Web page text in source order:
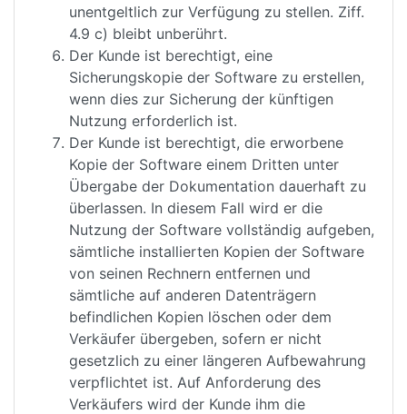
unentgeltlich zur Verfügung zu stellen. Ziff.
4.9 c) bleibt unberührt.
Der Kunde ist berechtigt, eine
Sicherungskopie der Software zu erstellen,
wenn dies zur Sicherung der künftigen
Nutzung erforderlich ist.
Der Kunde ist berechtigt, die erworbene
Kopie der Software einem Dritten unter
Übergabe der Dokumentation dauerhaft zu
überlassen. In diesem Fall wird er die
Nutzung der Software vollständig aufgeben,
sämtliche installierten Kopien der Software
von seinen Rechnern entfernen und
sämtliche auf anderen Datenträgern
befindlichen Kopien löschen oder dem
Verkäufer übergeben, sofern er nicht
gesetzlich zu einer längeren Aufbewahrung
verpflichtet ist. Auf Anforderung des
Verkäufers wird der Kunde ihm die